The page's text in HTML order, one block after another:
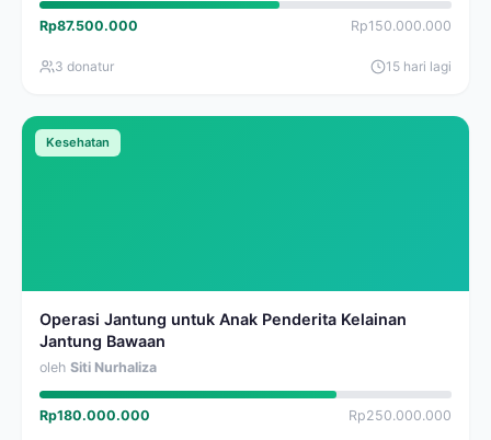
Rp87.500.000 Rp150.000.000
3 donatur 15 hari lagi
Kesehatan
Operasi Jantung untuk Anak Penderita Kelainan
Jantung Bawaan
oleh Siti Nurhaliza
Rp180.000.000 Rp250.000.000